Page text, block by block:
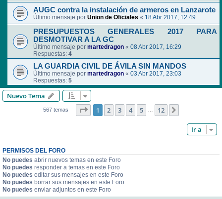
AUGC contra la instalación de armeros en Lanzarote
Último mensaje por Union de Oficiales « 18 Abr 2017, 12:49
PRESUPUESTOS GENERALES 2017 PARA
DESMOTIVAR A LA GC
Último mensaje por martedragon « 08 Abr 2017, 16:29
Respuestas: 4
LA GUARDIA CIVIL DE ÁVILA SIN MANDOS
Último mensaje por martedragon « 03 Abr 2017, 23:03
Respuestas: 5
Nuevo Tema
567 temas Página de 12
1 2 3 4 5 … 12
Ir a
PERMISOS DEL FORO
No puedes abrir nuevos temas en este Foro
No puedes responder a temas en este Foro
No puedes editar sus mensajes en este Foro
No puedes borrar sus mensajes en este Foro
No puedes enviar adjuntos en este Foro